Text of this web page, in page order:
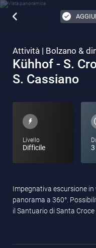
Attività | Bolzano &
Kühhof - S.
S. Cassiano
Livello
Difficile 3
Impegnativa escursione
panorama a 360°.
il Santuario di Santa Croce